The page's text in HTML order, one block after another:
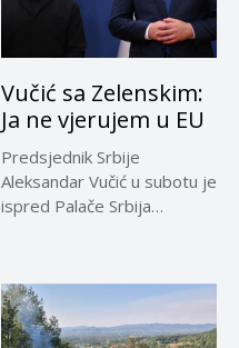
Vučić sa Zelenskim:
Ja ne vjerujem u EU
Predsjednik Srbije
Aleksandar Vučić u subotu je
ispred Palače Srbija